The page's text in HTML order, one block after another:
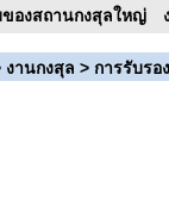
องสถานกงสุลใหญ่
งานกงสุล > การรับรอ